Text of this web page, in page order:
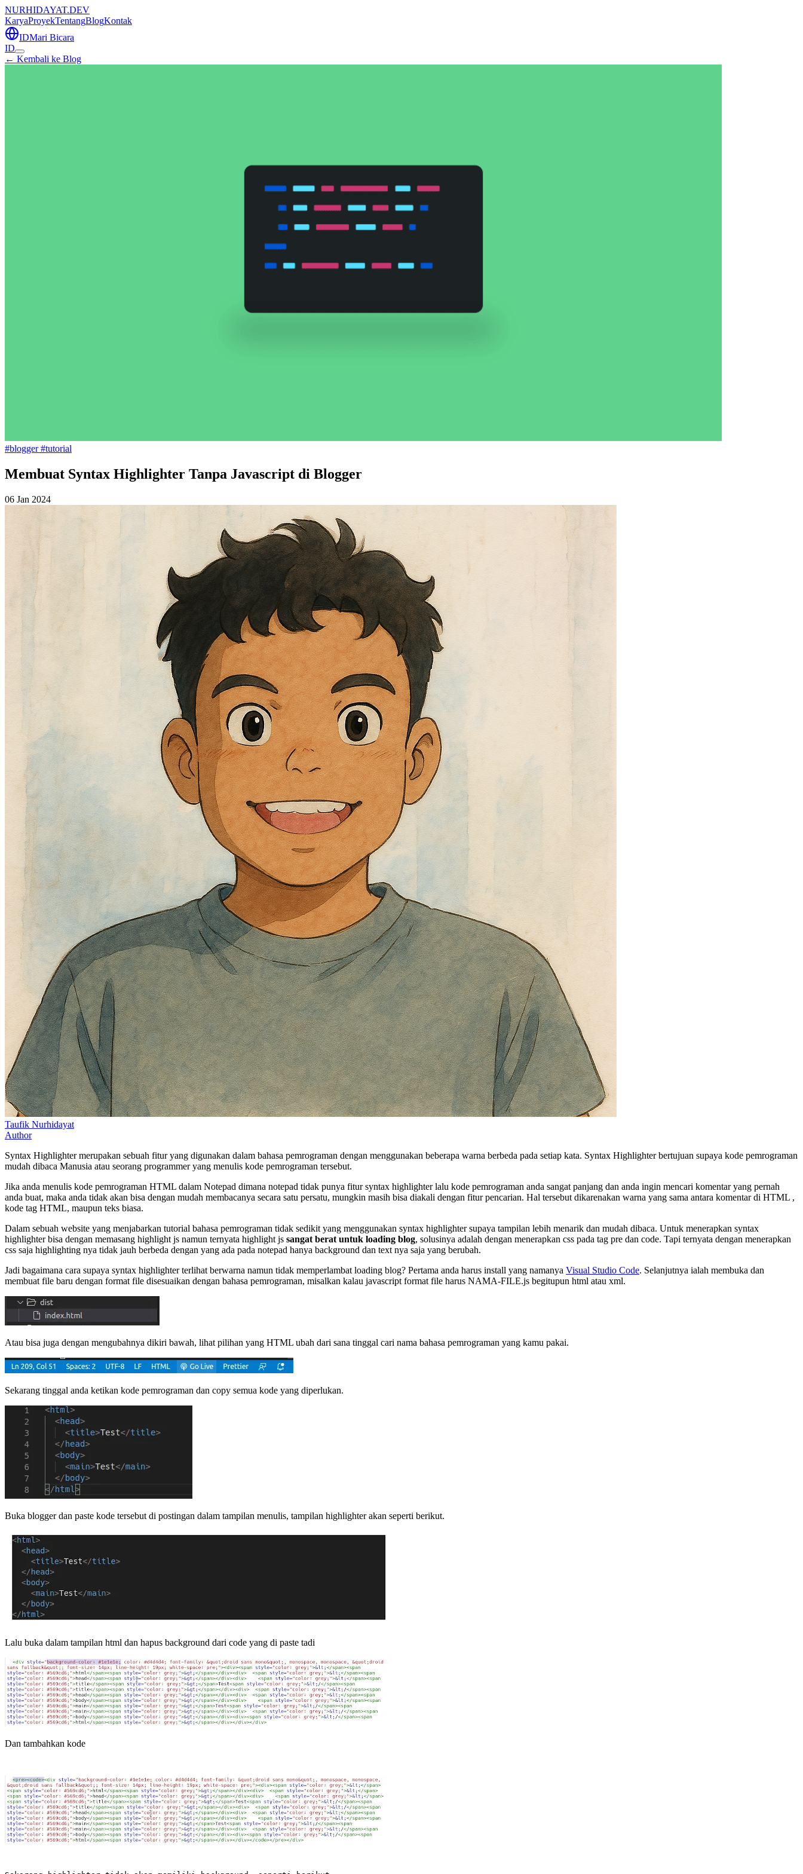
NURHIDAYAT.DEV
KaryaProyekTentangBlogKontak
IDMari Bicara
ID
← Kembali ke Blog
#blogger#tutorial
Membuat Syntax Highlighter Tanpa Javascript di Blogger
06 Jan 2024
Taufik Nurhidayat
Author
Syntax Highlighter merupakan sebuah fitur yang digunakan dalam bahasa pemrograman dengan menggunakan beberapa warna berbeda pada setiap kata. Syntax Highlighter bertujuan supaya kode pemrograman
mudah dibaca Manusia atau seorang programmer yang menulis kode pemrograman tersebut.
Jika anda menulis kode pemrograman HTML dalam Notepad dimana notepad tidak punya fitur syntax highlighter lalu kode pemrograman anda sangat panjang dan anda ingin mencari komentar yang pernah
anda buat, maka anda tidak akan bisa dengan mudah membacanya secara satu persatu, mungkin masih bisa diakali dengan fitur pencarian. Hal tersebut dikarenakan warna yang sama antara komentar di HTML ,
kode tag HTML, maupun teks biasa.
Dalam sebuah website yang menjabarkan tutorial bahasa pemrograman tidak sedikit yang menggunakan syntax highlighter supaya tampilan lebih menarik dan mudah dibaca. Untuk menerapkan syntax
highlighter bisa dengan memasang highlight js namun ternyata highlight js sangat berat untuk loading blog, solusinya adalah dengan menerapkan css pada tag pre dan code. Tapi ternyata dengan menerapkan
css saja highlighting nya tidak jauh berbeda dengan yang ada pada notepad hanya background dan text nya saja yang berubah.
Jadi bagaimana cara supaya syntax highlighter terlihat berwarna namun tidak memperlambat loading blog? Pertama anda harus install yang namanya Visual Studio Code. Selanjutnya ialah membuka dan
membuat file baru dengan format file disesuaikan dengan bahasa pemrograman, misalkan kalau javascript format file harus NAMA-FILE.js begitupun html atau xml.
Atau bisa juga dengan mengubahnya dikiri bawah, lihat pilihan yang HTML ubah dari sana tinggal cari nama bahasa pemrograman yang kamu pakai.
Sekarang tinggal anda ketikan kode pemrograman dan copy semua kode yang diperlukan.
Buka blogger dan paste kode tersebut di postingan dalam tampilan menulis, tampilan highlighter akan seperti berikut.
Lalu buka dalam tampilan html dan hapus background dari code yang di paste tadi
Dan tambahkan kode